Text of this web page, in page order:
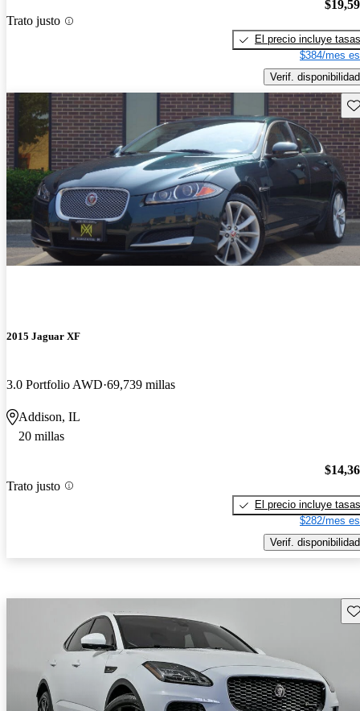
Trato justo
El precio incluye tasas
$384/mes
Verif. disponibilidad
2015 Jaguar XF
3.0 Portfolio AWD 69,739 millas
Addison, IL
20 millas
Trato justo
El precio incluye tasas
$282/mes
Verif. disponibilidad